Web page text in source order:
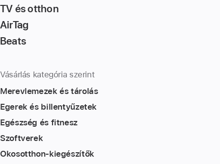
TV és otthon
AirTag
Beats
Vásárlás kategória szerint
Merevlemezek és tárolás
Egerek és billentyűzetek
Egészség és fitnesz
Szoftverek
Okosotthon-kiegészítők